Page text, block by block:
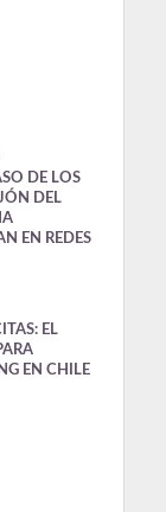
DE LOS
DEL
EN REDES
EL
EN CHILE